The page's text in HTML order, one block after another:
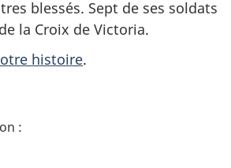
blessés. Sept de ses soldats
la Croix de Victoria.
histoire.